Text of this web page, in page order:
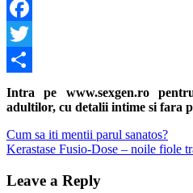
Facebook
Twitter
Share
Intra pe www.sexgen.ro
adultilor, cu detalii intime si fara
Navigare
în
articole
Previous
Post:
Cum sa iti mentii parul sanatos?
Next
Kerastase Fusio-Dose – noile fiole
Leave a Reply